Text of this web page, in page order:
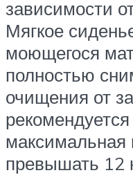
зависимости
Мягкое
моющегося
полностью
очищения от
максимальная
превышать 12